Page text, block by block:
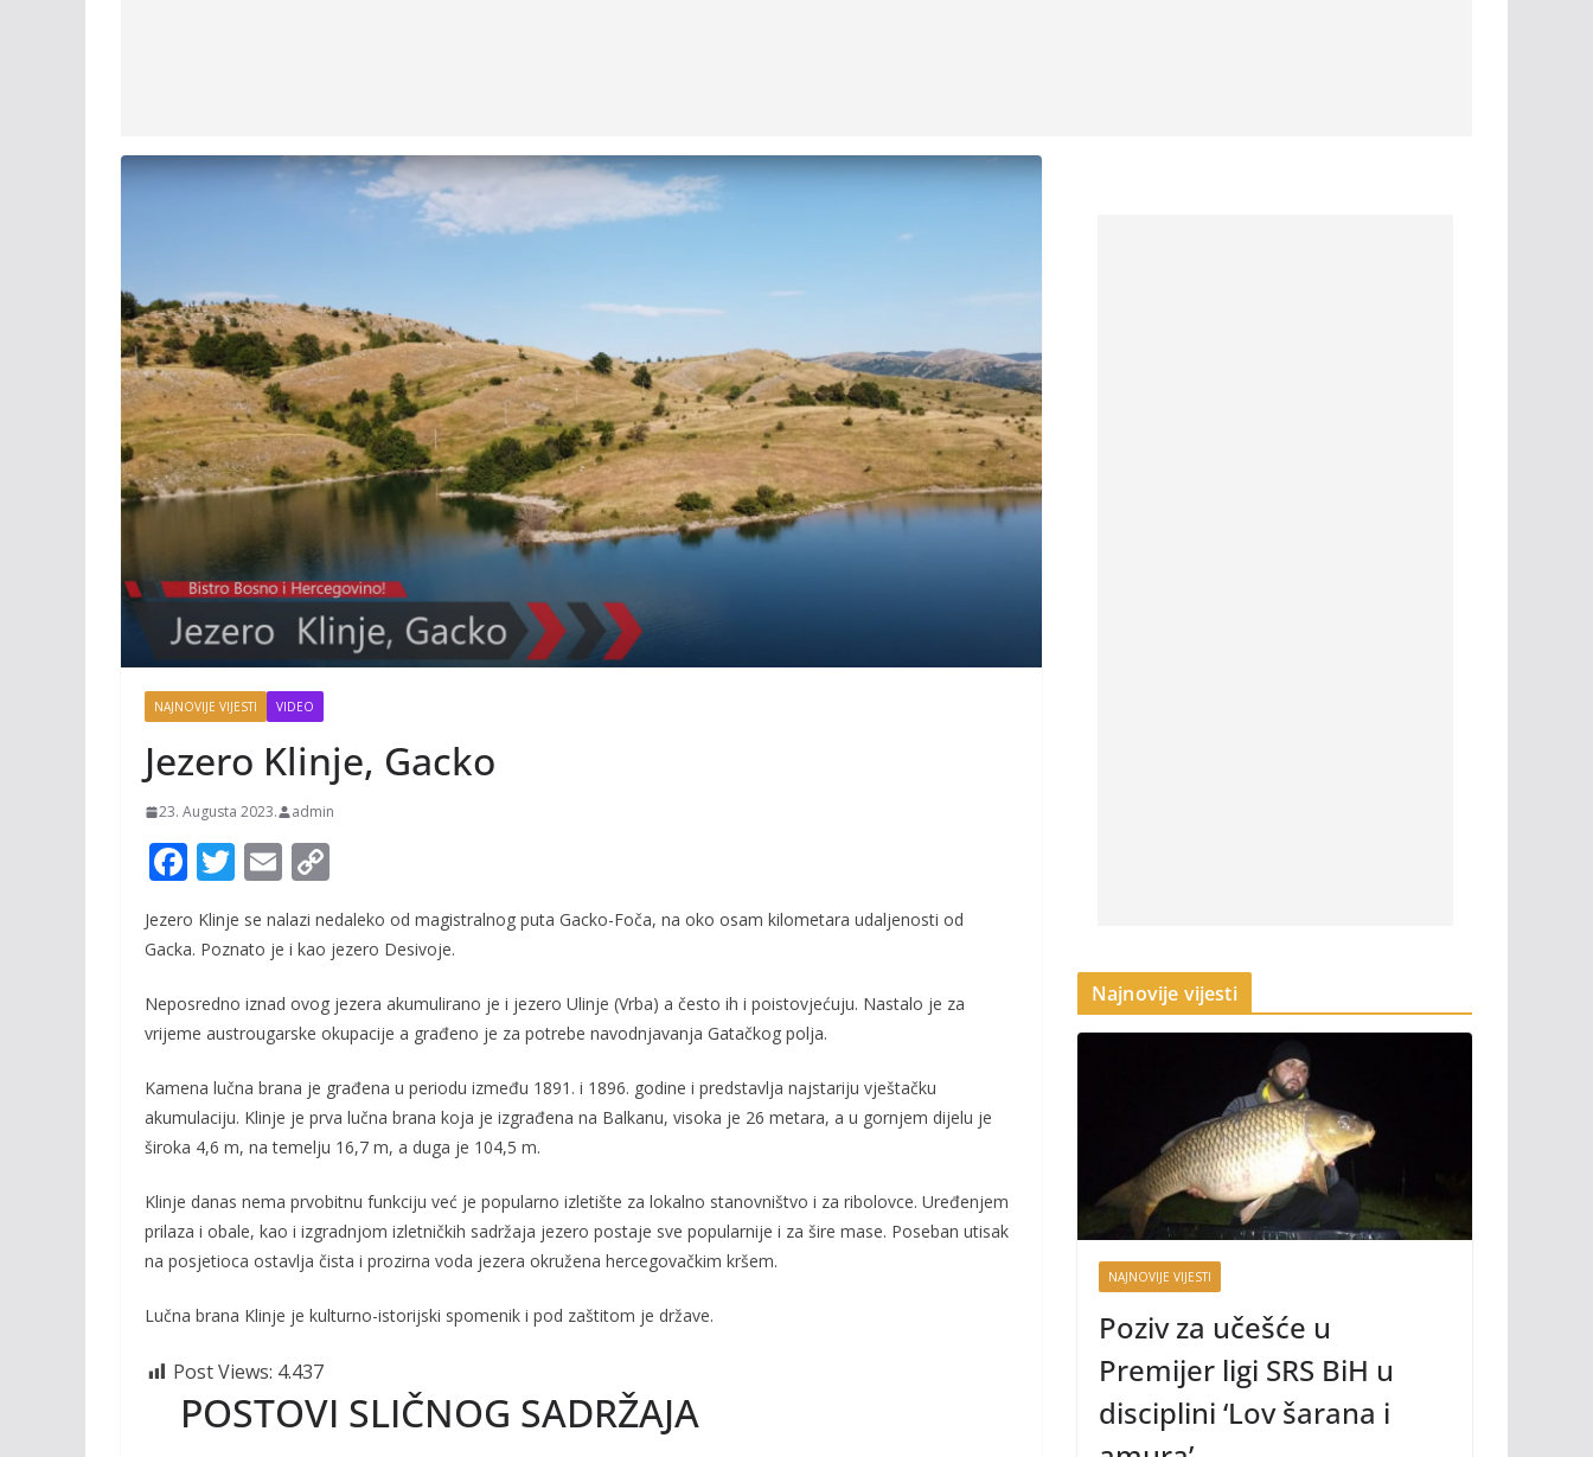
NAJNOVIJE VIJESTI VIDEO
Jezero Klinje, Gacko
23. Augusta 2023. admin
F
ac
e
o
o
k
T
itt
er
E
m
ai
o
p
y
Li
n
k
Jezero Klinje se nalazi nedaleko od magistralnog puta Gacko-Foča, na oko osam kilometara udaljenosti od
Gacka. Poznato je i kao jezero Desivoje.
Neposredno iznad ovog jezera akumulirano je i jezero Ulinje (Vrba) a često ih i poistovjećuju. Nastalo je za
vrijeme austrougarske okupacije a građeno je za potrebe navodnjavanja Gatačkog polja.
Kamena lučna brana je građena u periodu između 1891. i 1896. godine i predstavlja najstariju vještačku
akumulaciju. Klinje je prva lučna brana koja je izgrađena na Balkanu, visoka je 26 metara, a u gornjem dijelu je
široka 4,6 m, na temelju 16,7 m, a duga je 104,5 m.
Klinje danas nema prvobitnu funkciju već je popularno izletište za lokalno stanovništvo i za ribolovce. Uređenjem
prilaza i obale, kao i izgradnjom izletničkih sadržaja jezero postaje sve popularnije i za šire mase. Poseban utisak
na posjetioca ostavlja čista i prozirna voda jezera okružena hercegovačkim kršem.
Lučna brana Klinje je kulturno-istorijski spomenik i pod zaštitom je države.
Post Views: 4.437
POSTOVI SLIČNOG SADRŽAJA
Najnovije vijesti
NAJNOVIJE VIJESTI
Poziv za učešće u
Premijer ligi SRS BiH u
disciplini ‘Lov šarana i